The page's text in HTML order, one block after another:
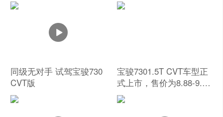
同级无对手 试驾宝骏730
CVT版
宝骏7301.5T CVT车型正
式上市，售价为8.88-9.98
万元